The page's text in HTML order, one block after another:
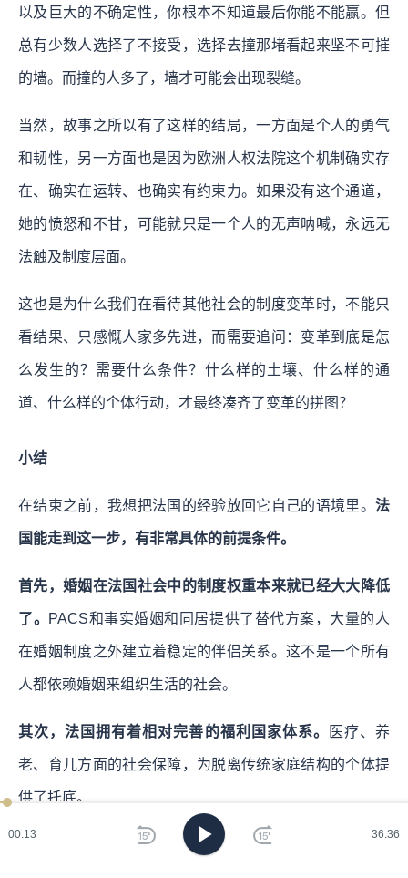
00:15 36:36
以及巨大的不确定性，你根本不知道最后你能不能赢。但
总有少数人选择了不接受，选择去撞那堵看起来坚不可摧
的墙。而撞的人多了，墙才可能会出现裂缝。
当然，故事之所以有了这样的结局，一方面是个人的勇气
和韧性，另一方面也是因为欧洲人权法院这个机制确实存
在、确实在运转、也确实有约束力。如果没有这个通道，
她的愤怒和不甘，可能就只是一个人的无声呐喊，永远无
法触及制度层面。
这也是为什么我们在看待其他社会的制度变革时，不能只
看结果、只感慨人家多先进，而需要追问：变革到底是怎
么发生的？需要什么条件？什么样的土壤、什么样的通
道、什么样的个体行动，才最终凑齐了变革的拼图？
小结
在结束之前，我想把法国的经验放回它自己的语境里。 法
国能走到这一步，有非常具体的前提条件。
首先，婚姻在法国社会中的制度权重本来就已经大大降低
了。 PACS和事实婚姻和同居提供了替代方案，大量的人
在婚姻制度之外建立着稳定的伴侣关系。这不是一个所有
人都依赖婚姻来组织生活的社会。
其次，法国拥有着相对完善的福利国家体系。 医疗、养
老、育儿方面的社会保障，为脱离传统家庭结构的个体提
供了托底。
而另一方面呢，生育和婚姻在法国社会的实践中也早已脱